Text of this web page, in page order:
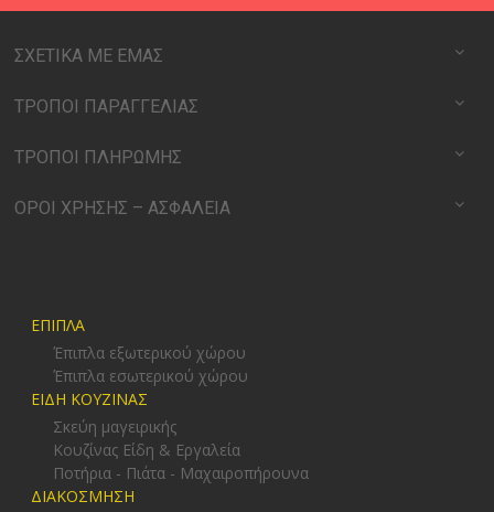
ΣΧΕΤΙΚΑ ΜΕ ΕΜΑΣ
ΤΡΟΠΟΙ ΠΑΡΑΓΓΕΛΙΑΣ
ΤΡΟΠΟΙ ΠΛΗΡΩΜΗΣ
ΟΡΟΙ ΧΡΗΣΗΣ – ΑΣΦΑΛΕΙΑ
ΕΠΙΠΛΑ
Έπιπλα εξωτερικού χώρου
Έπιπλα εσωτερικού χώρου
ΕΙΔΗ ΚΟΥΖΙΝΑΣ
Σκεύη μαγειρικής
Κουζίνας Είδη & Εργαλεία
Ποτήρια - Πιάτα - Μαχαιροπήρουνα
ΔΙΑΚΟΣΜΗΣΗ